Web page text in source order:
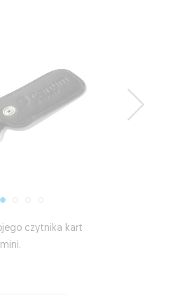
czytnika kart